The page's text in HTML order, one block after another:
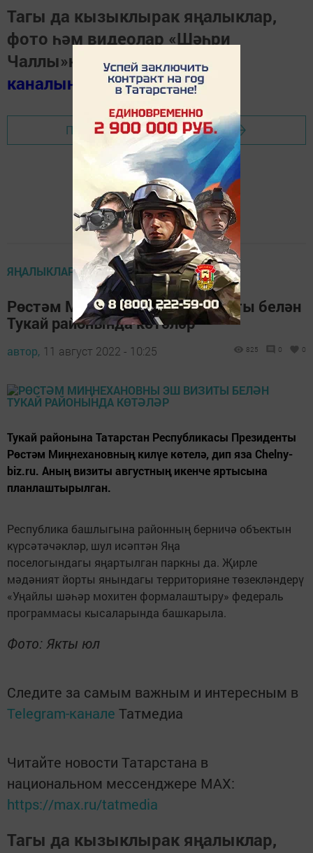
Тагы да кызыклырак яңалыклар,
фото һәм видеолар «Шәһри
Чаллы»ныңMAX
каналында
(язылыгыз).
Перейти на страницу новости
ЯҢАЛЫКЛАР ТАСМАСЫ
Рөстәм Миңнехановны эш визиты белән
Тукай районында көтәләр
автор, 11 август 2022 - 10:25 825 0 0
Тукай районына Татарстан Республикасы Президенты
Рөстәм Миңнехановның килүе көтелә, дип яза Chelny-
biz.ru. Аның визиты августның икенче яртысына
планлаштырылган.
Республика башлыгына районның берничә объектын
күрсәтәчәкләр, шул исәптән Яңа
поселогындагы яңартылган паркны да. Җирле
мәдәният йорты янындагы территорияне төзекләндерү
«Уңайлы шәһәр мохитен формалаштыру» федераль
программасы кысаларында башкарыла.
Фото: Якты юл
Следите за самым важным и интересным в
Telegram-канале Татмедиа
Читайте новости Татарстана в
национальном мессенджере MАХ:
https://max.ru/tatmedia
Тагы да кызыклырак яңалыклар,